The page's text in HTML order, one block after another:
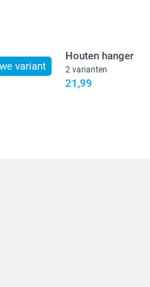
variant
Houten hanger
2 varianten
21,99